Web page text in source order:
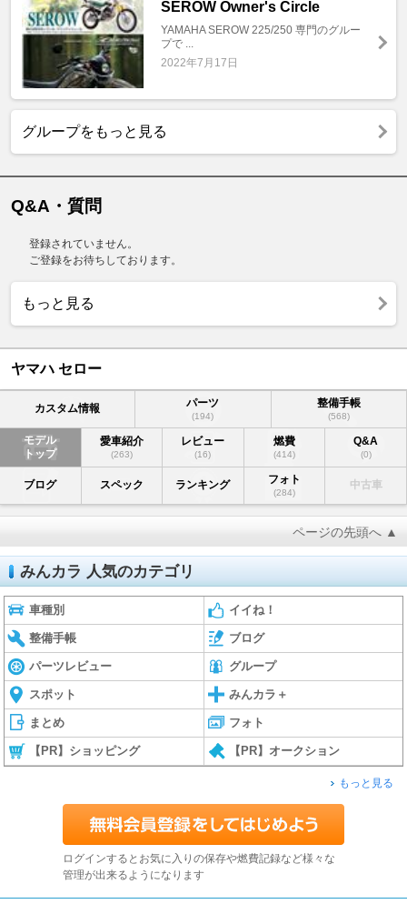
SEROW Owner's Circle
YAMAHA SEROW 225/250 専門のグルー
プで ...
2022年7月17日
グループをもっと見る
Q&A・質問
登録されていません。
ご登録をお待ちしております。
もっと見る
ヤマハ セロー
カスタム情報 パーツ
(194)
整備手帳
(568)
モデル
トップ
愛車紹介
(263)
レビュー
(16)
燃費
(414)
Q&A
(0)
ブログ スペック ランキング フォト
(284)
中古車
ページの先頭へ ▲
みんカラ 人気のカテゴリ
車種別 イイね！
整備手帳 ブログ
パーツレビュー グループ
スポット みんカラ＋
まとめ フォト
【PR】ショッピング 【PR】オークション
もっと見る
ログインするとお気に入りの保存や燃費記録など様々な
管理が出来るようになります